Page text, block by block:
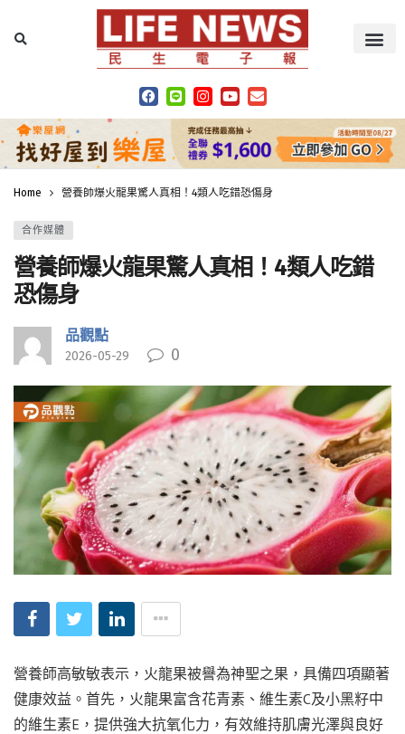
Home 營養師爆火龍果驚人真相！4類人吃錯恐傷身
合作媒體
營養師爆火龍果驚人真相！4類人吃錯
恐傷身
品觀點
2026-05-29 0
營養師高敏敏表示，火龍果被譽為神聖之果，具備四項顯著
健康效益。首先，火龍果富含花青素、維生素C及小黑籽中
的維生素E，提供強大抗氧化力，有效維持肌膚光澤與良好